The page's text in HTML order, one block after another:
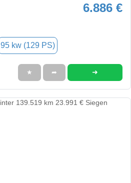
6.886 €
95 kw (129 PS)
★ ➦ ➜